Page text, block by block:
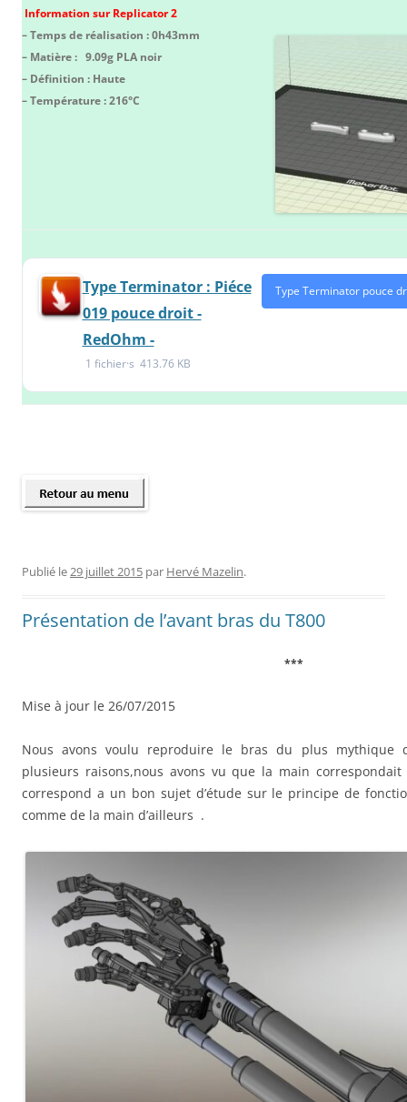
Information sur Replicator 2
– Temps de réalisation : 0h43mm
– Matière : 9.09g PLA noir
– Définition : Haute
– Température : 216°C
Type Terminator : Piéce
019 pouce droit -
RedOhm -
1 fichier·s 413.76 KB
Type Terminator pouce
Publié le29 juillet 2015 par Hervé Mazelin.
Présentation de l’avant bras du T800
***
Mise à jour le 26/07/2015
Nous avons voulu reproduire le bras du plus mythique
plusieurs raisons,nous avons vu que la main
correspond a un bon sujet d’étude sur le principe de
comme de la main d’ailleurs .